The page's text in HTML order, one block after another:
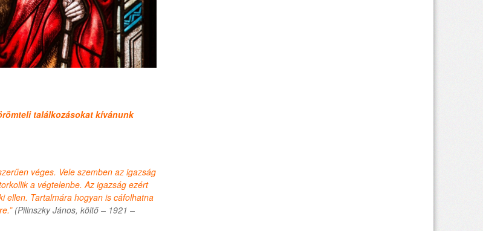
találkozásokat kívánunk
véges. Vele szemben az igazság
a végtelenbe. Az igazság ezért
ellen. Tartalmára hogyan is cáfolhatna
(Pilinszky János, költő – 1921 –